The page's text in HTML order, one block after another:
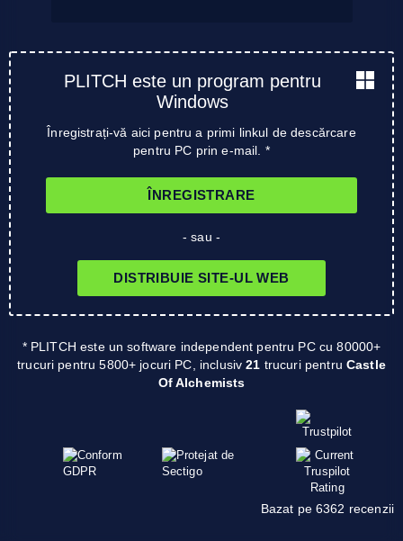
PLITCH este un program pentru
Windows
Înregistrați-vă aici pentru a primi linkul de descărcare
pentru PC prin e-mail. *
ÎNREGISTRARE
- sau -
DISTRIBUIE SITE-UL WEB
* PLITCH este un software independent pentru PC cu 80000+
trucuri pentru 5800+ jocuri PC, inclusiv21 trucuri pentru Castle
Of Alchemists
Bazat pe 6362 recenzii